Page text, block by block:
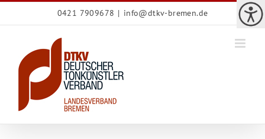
0421 7909678 | info@dtkv-bremen.de